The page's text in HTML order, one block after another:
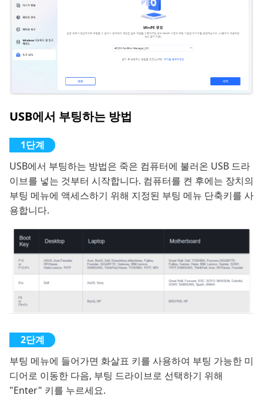
USB에서 부팅하는 방법
USB에서 부팅하는 방법은 죽은 컴퓨터에 불러온 USB 드라
이브를 넣는 것부터 시작합니다. 컴퓨터를 켠 후에는 장치의
부팅 메뉴에 액세스하기 위해 지정된 부팅 메뉴 단축키를 사
용합니다.
부팅 메뉴에 들어가면 화살표 키를 사용하여 부팅 가능한 미
디어로 이동한 다음, 부팅 드라이브로 선택하기 위해
"Enter" 키를 누르세요.